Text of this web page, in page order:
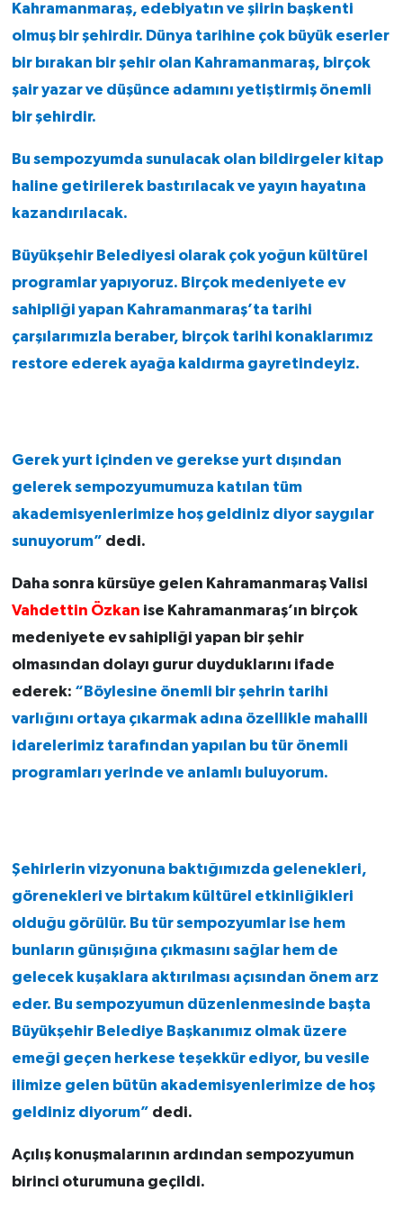
Kahramanmaraş, edebiyatın ve şiirin başkenti
olmuş bir şehirdir. Dünya tarihine çok büyük eserler
bir bırakan bir şehir olan Kahramanmaraş, birçok
şair yazar ve düşünce adamını yetiştirmiş önemli
bir şehirdir.
Bu sempozyumda sunulacak olan bildirgeler kitap
haline getirilerek bastırılacak ve yayın hayatına
kazandırılacak.
Büyükşehir Belediyesi olarak çok yoğun kültürel
programlar yapıyoruz. Birçok medeniyete ev
sahipliği yapan Kahramanmaraş’ta tarihi
çarşılarımızla beraber, birçok tarihi konaklarımız
restore ederek ayağa kaldırma gayretindeyiz.
Gerek yurt içinden ve gerekse yurt dışından
gelerek sempozyumumuza katılan tüm
akademisyenlerimize hoş geldiniz diyor saygılar
sunuyorum” dedi.
Daha sonra kürsüye gelen Kahramanmaraş Valisi
Vahdettin Özkan ise Kahramanmaraş’ın birçok
medeniyete ev sahipliği yapan bir şehir
olmasından dolayı gurur duyduklarını ifade
ederek: “Böylesine önemli bir şehrin tarihi
varlığını ortaya çıkarmak adına özellikle mahalli
idarelerimiz tarafından yapılan bu tür önemli
programları yerinde ve anlamlı buluyorum.
Şehirlerin vizyonuna baktığımızda gelenekleri,
görenekleri ve birtakım kültürel etkinliğikleri
olduğu görülür. Bu tür sempozyumlar ise hem
bunların günışığına çıkmasını sağlar hem de
gelecek kuşaklara aktırılması açısından önem arz
eder. Bu sempozyumun düzenlenmesinde başta
Büyükşehir Belediye Başkanımız olmak üzere
emeği geçen herkese teşekkür ediyor, bu vesile
ilimize gelen bütün akademisyenlerimize de hoş
geldiniz diyorum” dedi.
Açılış konuşmalarının ardından sempozyumun
birinci oturumuna geçildi.